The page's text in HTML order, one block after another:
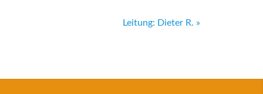
Leitung: Dieter R. »